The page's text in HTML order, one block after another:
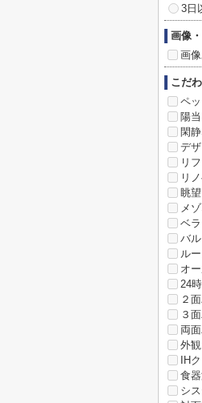
3日
画像
画
こだ
ペ
陽
閑
デ
リ
リ
眺
メ
ベ
バ
ル
オ
24
２
３
両
外
IH
食
シ